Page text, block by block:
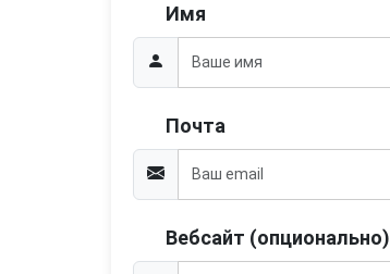
Имя
Почта
Вебсайт (опционально)